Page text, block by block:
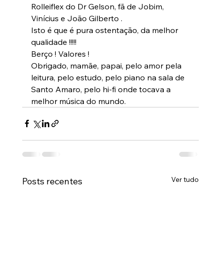
Rolleiflex do Dr Gelson, fã de Jobim,
Vinícius e João Gilberto .
Isto é que é pura ostentação, da melhor
qualidade !!!!!
Berço ! Valores !
Obrigado, mamãe, papai, pelo amor pela
leitura, pelo estudo, pelo piano na sala de
Santo Amaro, pelo hi-fi onde tocava a
melhor música do mundo.
Posts recentes Ver tudo